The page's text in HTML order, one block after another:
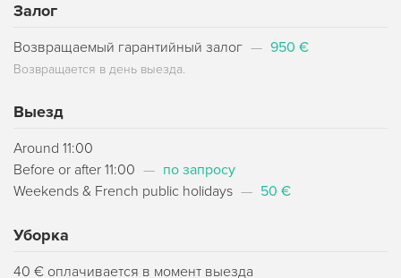
Залог
Возвращаемый гарантийный залог — 950 €
Возвращается в день выезда.
Выезд
Around 11:00
Before or after 11:00 — по запросу
Weekends & French public holidays — 50 €
Уборка
40 € оплачивается в момент выезда